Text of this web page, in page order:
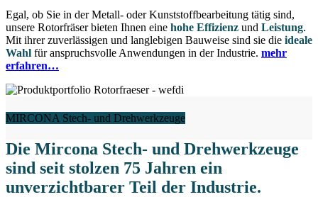
Egal, ob Sie in der Metall- oder Kunststoffbearbeitung tätig sind,
unsere Rotorfräser bieten Ihnen eine hohe Effizienz und Leistung.
Mit ihrer zuverlässigen und langlebigen Bauweise sind sie die ideale
Wahl für anspruchsvolle Anwendungen in der Industrie. mehr
erfahren…
MIRCONA Stech- und Drehwerkzeuge
Die Mircona Stech- und Drehwerkzeuge
sind seit stolzen 75 Jahren ein
unverzichtbarer Teil der Industrie.